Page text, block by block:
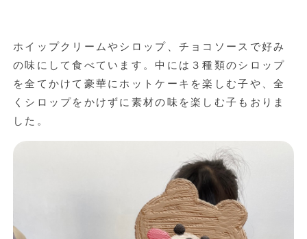
ホイップクリームやシロップ、チョコソースで好み
の味にして食べています。中には３種類のシロップ
を全てかけて豪華にホットケーキを楽しむ子や、全
くシロップをかけずに素材の味を楽しむ子もおりま
した。